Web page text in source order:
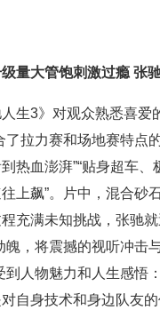
量大管饱刺激过瘾 张
生3》对观众熟悉喜爱
了拉力赛和场地赛特点
热血澎湃”“贴身超车
上飙”。片中，混合砂
充满未知挑战，张驰
魄，将震撼的视听冲击
到人物魅力和人生感悟
自身技术和身边队友